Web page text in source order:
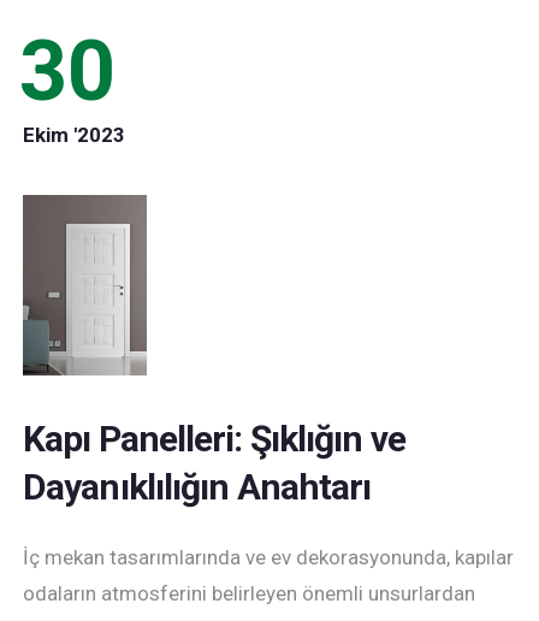
30
Ekim '2023
Kapı Panelleri: Şıklığın ve
Dayanıklılığın Anahtarı
İç mekan tasarımlarında ve ev dekorasyonunda, kapılar
odaların atmosferini belirleyen önemli unsurlardan